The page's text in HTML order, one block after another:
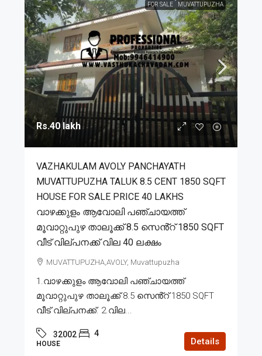
FOR SALE MUVATTUPUZHA
Rs.40 lakh
VAZHAKULAM AVOLY PANCHAYATH
MUVATTUPUZHA TALUK 8.5 CENT 1850 SQFT
HOUSE FOR SALE PRICE 40 LAKHS
വാഴക്കുളം ആവോലി പഞ്ചായത്ത്
മൂവാറ്റുപുഴ താലൂക്ക് 8.5 സെൻ്റ് 1850 SQFT
വീട് വില്പനക്ക് വില 40 ലക്ഷം
MUVATTUPUZHA,AVOLY, Muvattupuzha
1.വാഴക്കുളം ആവോലി പഞ്ചായത്ത്
മൂവാറ്റുപുഴ താലൂക്ക് 8.5 സെൻ്റ് 1850 SQFT
വീട് വില്പനക്ക്. 2.വില...
32002 4
HOUSE Details